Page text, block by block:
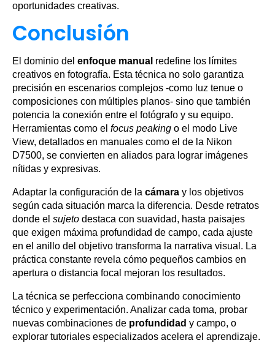
oportunidades creativas.
Conclusión
El dominio del enfoque manual redefine los límites
creativos en fotografía. Esta técnica no solo garantiza
precisión en escenarios complejos -como luz tenue o
composiciones con múltiples planos- sino que también
potencia la conexión entre el fotógrafo y su equipo.
Herramientas como el focus peaking o el modo Live
View, detallados en manuales como el de la Nikon
D7500, se convierten en aliados para lograr imágenes
nítidas y expresivas.
Adaptar la configuración de la cámara y los objetivos
según cada situación marca la diferencia. Desde retratos
donde el sujeto destaca con suavidad, hasta paisajes
que exigen máxima profundidad de campo, cada ajuste
en el anillo del objetivo transforma la narrativa visual. La
práctica constante revela cómo pequeños cambios en
apertura o distancia focal mejoran los resultados.
La técnica se perfecciona combinando conocimiento
técnico y experimentación. Analizar cada toma, probar
nuevas combinaciones de profundidad y campo, o
explorar tutoriales especializados acelera el aprendizaje.